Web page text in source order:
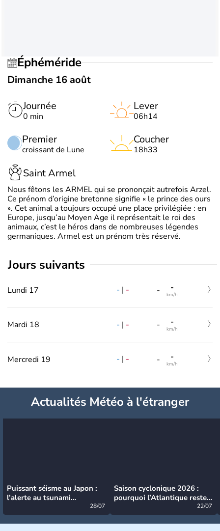
Éphéméride
Dimanche 16 août
Journée
0 min
Premier
croissant de Lune
Lever
06h14
Coucher
18h33
Saint Armel
Nous fêtons les ARMEL qui se prononçait autrefois Arzel.
Ce prénom d’origine bretonne signifie « le prince des ours
». Cet animal a toujours occupé une place privilégiée : en
Europe, jusqu’au Moyen Age il représentait le roi des
animaux, c’est le héros dans de nombreuses légendes
germaniques. Armel est un prénom très réservé.
jours suivants
Lundi 17 - | - - -
km/h
Mardi 18 - | - - -
km/h
Mercredi 19 - | - - -
km/h
Actualités Météo à l'étranger
Puissant séisme au Japon :
l’alerte au tsunami
28/07
Saison cyclonique 2026 :
pourquoi l’Atlantique reste
22/07